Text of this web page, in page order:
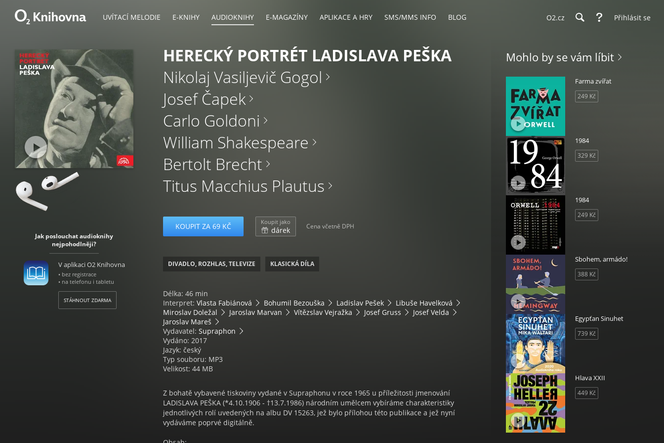
UVÍTACÍ MELODIE E-KNIHY AUDIOKNIHY E-MAGAZÍNY APLIKACE A HRY SMS/MMS INFO BLOG O2.cz Přihlásit se
Jak poslouchat audioknihy
nejpohodlněji?
V aplikaci O2 Knihovna
• bez registrace
• na telefonu i tabletu
STÁHNOUT ZDARMA
HERECKÝ PORTRÉT LADISLAVA PEŠKA
Nikolaj Vasiljevič Gogol
Josef Čapek
Carlo Goldoni
William Shakespeare
Bertolt Brecht
Titus Macchius Plautus
KOUPIT ZA 69 KČ Koupit jako
dárek Cena včetně DPH
DIVADLO, ROZHLAS, TELEVIZE KLASICKÁ DÍLA
Délka: 46 min
Interpret: Vlasta Fabiánová Bohumil Bezouška Ladislav Pešek
Libuše Havelková
Miroslav Doležal
Jaroslav Marvan Vítězslav Vejražka Josef Gruss
Josef Velda
Jaroslav Mareš
Vydavatel: Supraphon
Vydáno: 2017
Jazyk: český
Typ souboru: MP3
Velikost: 44 MB
Z bohatě vybavené tiskoviny vydané v Supraphonu v roce 1965 u příležitosti jmenování
LADISLAVA PEŠKA (*4.10.1906 - †13.7.1986) národním umělcem vybíráme charakteristiky
jednotlivých rolí uvedených na albu DV 15263, jež bylo přílohou této publikace a jež nyní
vydáváme poprvé digitálně.
Mohlo by se vám líbit
Farma zvířat
249 Kč
1984
329 Kč
1984
249 Kč
Sbohem, armádo!
388 Kč
Egypťan Sinuhet
739 Kč
Hlava XXII
449 Kč